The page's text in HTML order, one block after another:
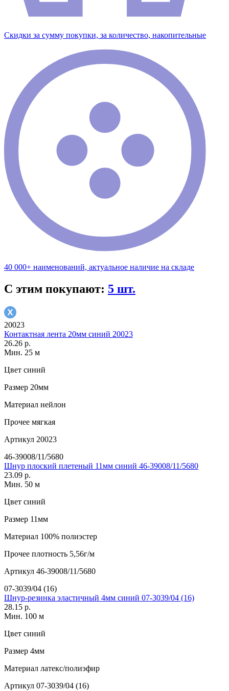
Скидки за сумму покупки, за количество, накопительные
40 000+ наименований, актуальное наличие на складе
С этим покупают: 5 шт.
20023
Контактная лента 20мм синий 20023
26.26 р.
Мин. 25 м
Цвет синий
Размер 20мм
Материал нейлон
Прочее мягкая
Артикул 20023
46-39008/11/5680
Шнур плоский плетеный 11мм синий 46-39008/11/5680
23.09 р.
Мин. 50 м
Цвет синий
Размер 11мм
Материал 100% полиэстер
Прочее плотность 5,56г/м
Артикул 46-39008/11/5680
07-3039/04 (16)
Шнур-резинка эластичный 4мм синий 07-3039/04 (16)
28.15 р.
Мин. 100 м
Цвет синий
Размер 4мм
Материал латекс/полиэфир
Артикул 07-3039/04 (16)